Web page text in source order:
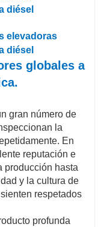
elevadoras
globales a
gran número de
la
En
reputación e
producción hasta
y la cultura de
respetados
profunda